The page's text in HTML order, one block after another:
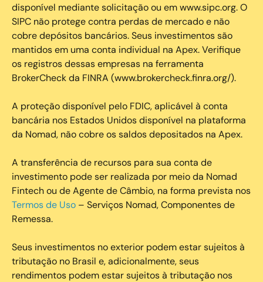
disponível mediante solicitação ou em www.sipc.org. O
SIPC não protege contra perdas de mercado e não
cobre depósitos bancários. Seus investimentos são
mantidos em uma conta individual na Apex. Verifique
os registros dessas empresas na ferramenta
BrokerCheck da FINRA (www.brokercheck.finra.org/).
A proteção disponível pelo FDIC, aplicável à conta
bancária nos Estados Unidos disponível na plataforma
da Nomad, não cobre os saldos depositados na Apex.
A transferência de recursos para sua conta de
investimento pode ser realizada por meio da Nomad
Fintech ou de Agente de Câmbio, na forma prevista nos
Termos de Uso – Serviços Nomad, Componentes de
Remessa.
Seus investimentos no exterior podem estar sujeitos à
tributação no Brasil e, adicionalmente, seus
rendimentos podem estar sujeitos à tributação nos